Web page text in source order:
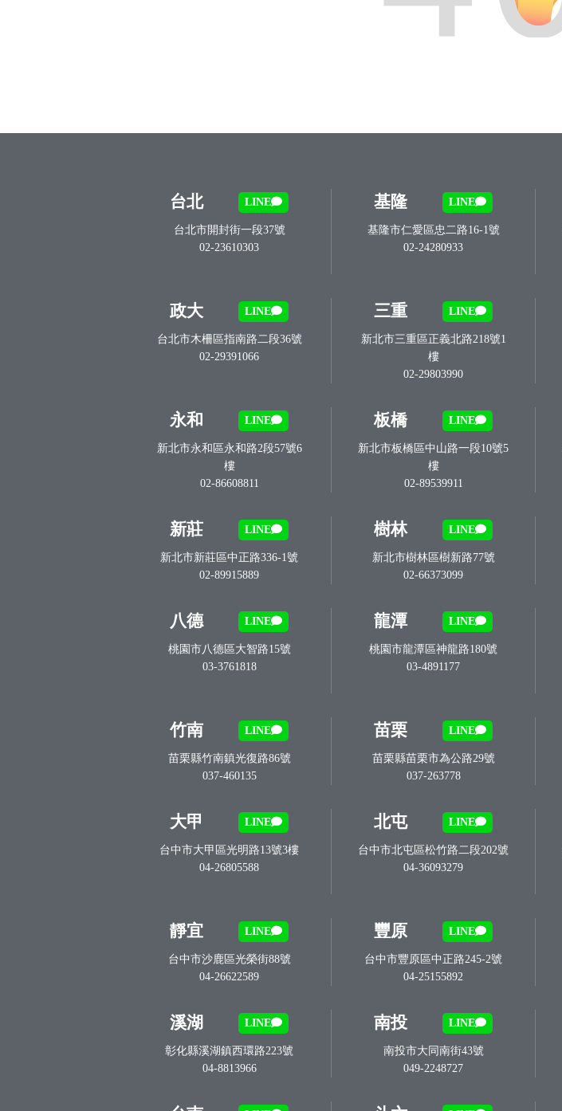
台北 LINE
台北市開封街一段37號
02-23610303
基隆 LINE
基隆市仁愛區忠二路16-1號
02-24280933
政大 LINE
台北市木柵區指南路二段36號
02-29391066
三重 LINE
新北市三重區正義北路218號1
樓
02-29803990
永和 LINE
新北市永和區永和路2段57號6
樓
02-86608811
板橋 LINE
新北市板橋區中山路一段10號5
樓
02-89539911
新莊 LINE
新北市新莊區中正路336-1號
02-89915889
樹林 LINE
新北市樹林區樹新路77號
02-66373099
八德 LINE
桃園市八德區大智路15號
03-3761818
龍潭 LINE
桃園市龍潭區神龍路180號
03-4891177
竹南 LINE
苗栗縣竹南鎮光復路86號
037-460135
苗栗 LINE
苗栗縣苗栗市為公路29號
037-263778
大甲 LINE
台中市大甲區光明路13號3樓
04-26805588
北屯 LINE
台中市北屯區松竹路二段202號
04-36093279
靜宜 LINE
台中市沙鹿區光榮街88號
04-26622589
豐原 LINE
台中市豐原區中正路245-2號
04-25155892
溪湖 LINE
彰化縣溪湖鎮西環路223號
04-8813966
南投 LINE
南投市大同南街43號
049-2248727